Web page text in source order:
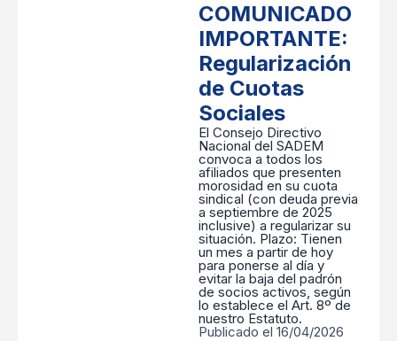
COMUNICADO
IMPORTANTE:
Regularización
de Cuotas
Sociales
​El Consejo Directivo
Nacional del SADEM
convoca a todos los
afiliados que presenten
morosidad en su cuota
sindical (con deuda previa
a septiembre de 2025
inclusive) a regularizar su
situación. ​Plazo: Tienen
un mes a partir de hoy
para ponerse al día y
evitar la baja del padrón
de socios activos, según
lo establece el Art. 8º de
nuestro Estatuto.
Publicado el 16/04/2026